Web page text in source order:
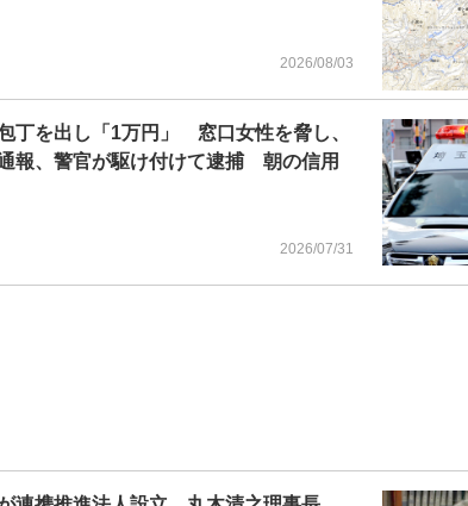
2026/08/03
丁を出し「1万円」 窓口女性を脅し、
報、警官が駆け付けて逮捕 朝の信用
2026/07/31